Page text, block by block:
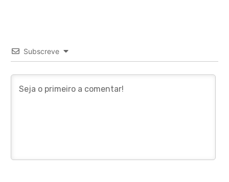
Subscreve